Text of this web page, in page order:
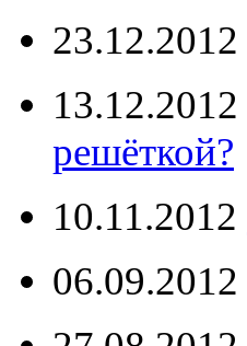
23.12.2012
13.12.2012
решёткой?
10.11.2012
06.09.2012